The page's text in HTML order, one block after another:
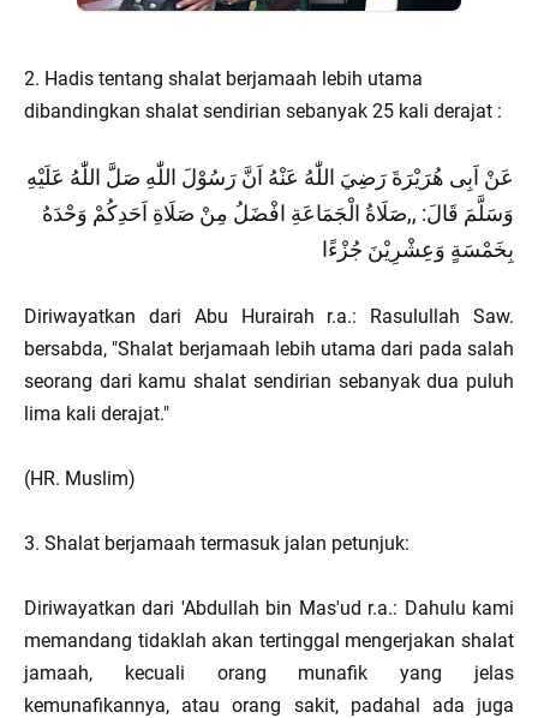
2. Hadis tentang shalat berjamaah lebih utama
dibandingkan shalat sendirian sebanyak 25 kali derajat :
عَنْ اَبِى هُرَيْرَةَ رَضِيَ اللّٰهُ عَنْهُ اَنَّ رَسُوْلَ اللّٰهِ صَلَّ اللّٰهُ عَلَيْهِ
وَسَلَّمَ قَالَ: ,,صَلَاةُ الْجَمَاعَةِ افْضَلُ مِنْ صَلَاةِ اَحَدِكُمْ وَحْدَهُ
بِخَمْسَةٍ وَعِشْرِيْنَ جُزْءًا
Diriwayatkan dari Abu Hurairah r.a.: Rasulullah Saw.
bersabda, "Shalat berjamaah lebih utama dari pada salah
seorang dari kamu shalat sendirian sebanyak dua puluh
lima kali derajat."
(HR. Muslim)
3. Shalat berjamaah termasuk jalan petunjuk:
Diriwayatkan dari 'Abdullah bin Mas'ud r.a.: Dahulu kami
memandang tidaklah akan tertinggal mengerjakan shalat
jamaah, kecuali orang munafik yang jelas
kemunafikannya, atau orang sakit, padahal ada juga